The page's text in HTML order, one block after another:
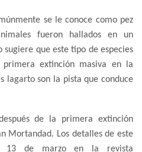
se le conoce como pez
fueron hallados en un
sugiere que este tipo de especies
extinción masiva en la
lagarto son la pista que conduce
de la primera extinción
Mortandad. Los detalles de este
13 de marzo en la revista